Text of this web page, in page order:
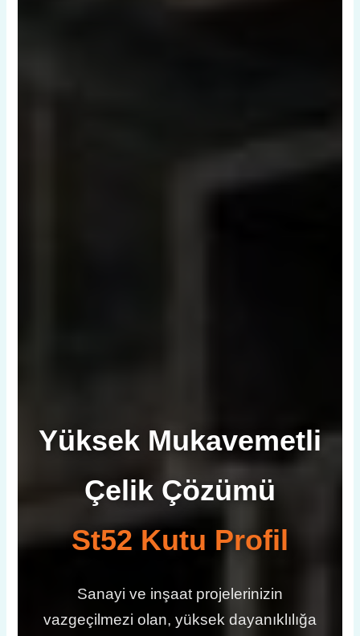
Yüksek Mukavemetli
Çelik Çözümü
St52 Kutu Profil
Sanayi ve inşaat projelerinizin
vazgeçilmezi olan, yüksek dayanıklılığa